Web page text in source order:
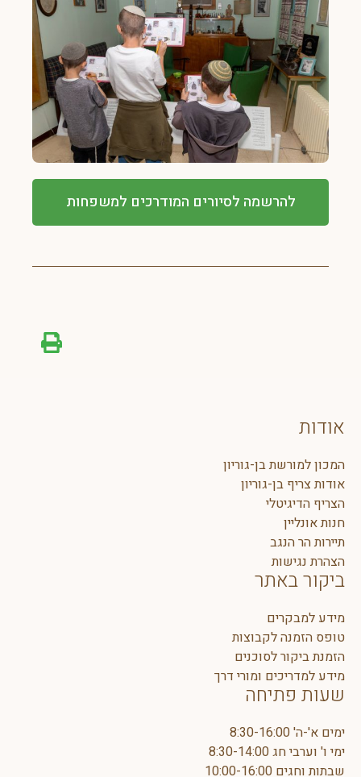
להרשמה לסיורים המודרכים למשפחות
אודות
המכון למורשת בן-גוריון
אודות צריף בן-גוריון
הצריף הדיגיטלי
חנות אונליין
תיירות הר הנגב
הצהרת נגישות
ביקור באתר
מידע למבקרים
טופס הזמנה לקבוצות
הזמנת ביקור לסוכנים
מידע למדריכים ומורי דרך
שעות פתיחה
ימים א'-ה' 8:30-16:00
ימי ו' וערבי חג 8:30-14:00
שבתות וחגים 10:00-16:00